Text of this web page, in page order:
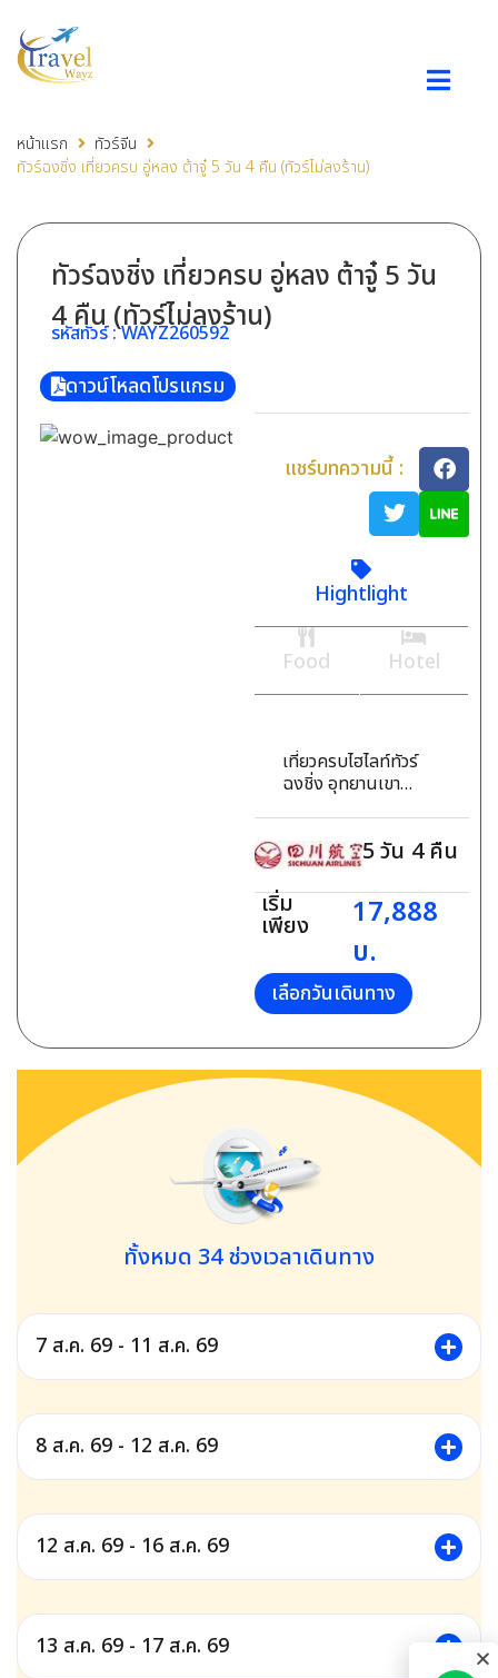
หน้าแรก
ทัวร์จีน
ทัวร์ฉงชิ่ง เที่ยวครบ อู่หลง ต้าจู๋ 5 วัน 4 คืน (ทัวร์ไม่ลงร้าน)
ทัวร์ฉงชิ่ง เที่ยวครบ อู่หลง ต้าจู๋ 5 วัน
4 คืน (ทัวร์ไม่ลงร้าน)
รหัสทัวร์ :WAYZ260592
ดาวน์โหลดโปรแกรม
แชร์บทความนี้ :
Hightlight
Food Hotel
เที่ยวครบไฮไลท์ทัวร์
ฉงชิ่ง อุทยานเขา
สวรรค์, ผาหินแกะสลัก
ต้าจู๋ เขาเป่าติงซาน
มรดกโลกระดับ 5A
5วัน 4คืน
เริ่ม
เพียง
17,888
บ.
เลือกวันเดินทาง
ทั้งหมด 34ช่วงเวลาเดินทาง
7 ส.ค. 69 - 11 ส.ค. 69
8 ส.ค. 69 - 12 ส.ค. 69
12 ส.ค. 69 - 16 ส.ค. 69
13 ส.ค. 69 - 17 ส.ค. 69